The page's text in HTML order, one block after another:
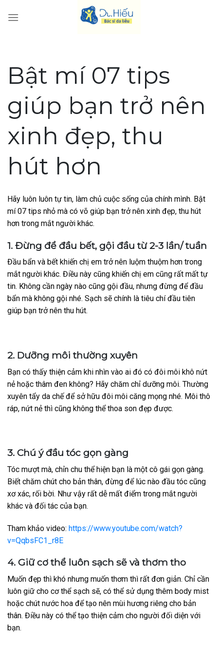
Bật mí 07 tips
giúp bạn trở nên
xinh đẹp, thu
hút hơn
Hãy luôn luôn tự tin, làm chủ cuộc sống của chính mình. Bật
mí 07 tips nhỏ mà có võ giúp bạn trở nên xinh đẹp, thu hút
hơn trong mắt người khác.
1. Đừng để đầu bết, gội đầu từ 2-3 lần/ tuần
Đầu bẩn và bết khiến chị em trở nên luộm thuộm hơn trong
mắt người khác. Điều này cũng khiến chị em cũng rất mất tự
tin. Không cần ngày nào cũng gội đầu, nhưng đừng để đầu
bẩn mà không gội nhé. Sạch sẽ chính là tiêu chí đầu tiên
giúp bạn trở nên thu hút.
2. Dưỡng môi thường xuyên
Bạn có thấy thiện cảm khi nhìn vào ai đó có đôi môi khô nứt
nẻ hoặc thâm đen không? Hãy chăm chỉ dưỡng môi. Thường
xuyên tẩy da chế để sở hữu đôi môi căng mọng nhé. Môi thô
ráp, nứt nẻ thì cũng không thể thoa son đẹp được.
3. Chú ý đầu tóc gọn gàng
Tóc mượt mà, chỉn chu thể hiện bạn là một cô gái gọn gàng.
Biết chăm chút cho bản thân, đừng để lúc nào đầu tóc cũng
xơ xác, rối bời. Như vậy rất dễ mất điểm trong mắt người
khác và đối tác của bạn.
Tham khảo video: https://www.youtube.com/watch?
v=QqbsFC1_r8E
4. Giữ cơ thể luôn sạch sẽ và thơm tho
Muốn đẹp thì khó nhưng muốn thơm thì rất đơn giản. Chỉ cần
luôn giữ cho cơ thể sạch sẽ, có thể sử dụng thêm body mist
hoặc chút nước hoa để tạo nên mùi hương riêng cho bản
thân. Điều này có thể tạo thiện cảm cho người đối diện với
bạn.